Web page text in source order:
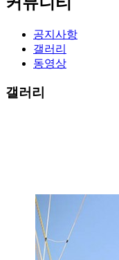
공지사항
갤러리
동영상
갤러리